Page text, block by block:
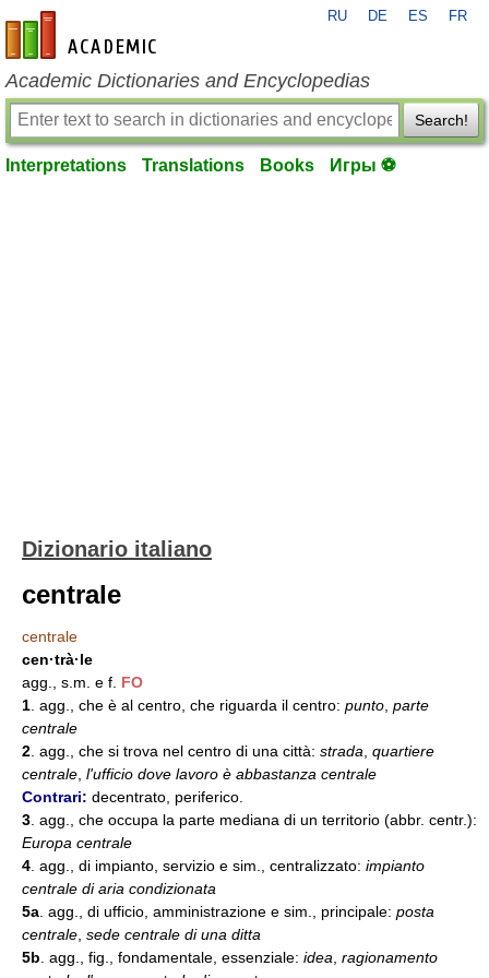
en-academic.com
RU DE ES FR
Academic Dictionaries and Encyclopedias
Search!
Interpretations Translations Books Игры ⚽
Dizionario italiano
centrale
centrale
cen·trà·le
agg., s.m. e f. FO
1 . agg., che è al centro, che riguarda il centro: punto parte
centrale
2 . agg., che si trova nel centro di una città: strada quartiere
centrale l'ufficio dove lavoro è abbastanza centrale
Contrari: decentrato, periferico.
3 . agg., che occupa la parte mediana di un territorio (abbr. centr.):
Europa centrale
4 . agg., di impianto, servizio e sim., centralizzato: impianto
centrale di aria condizionata
5a . agg., di ufficio, amministrazione e sim., principale: posta
centrale sede centrale di una ditta
5b . agg., fig., fondamentale, essenziale: idea ragionamento